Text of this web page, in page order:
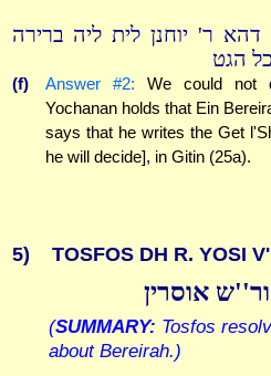
ר' יוחנן לית ליה ברירה
הגט
(f) Answer #2: We could not
Yochanan holds that Ein
says that he writes the Get
he will decide], in Gitin (25a).
5) TOSFOS DH R. YOSI
אוסרין
(SUMMARY: Tosfos
about Bereirah.)